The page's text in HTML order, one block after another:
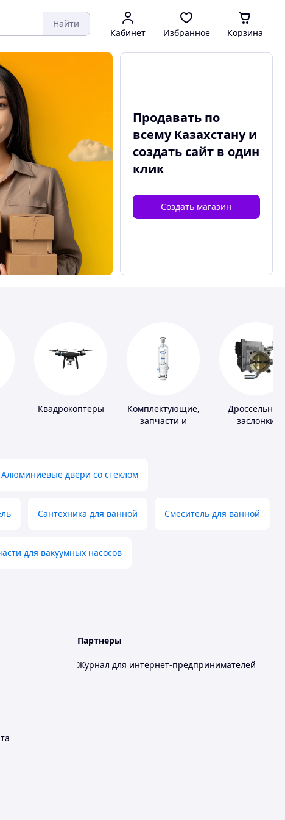
Найти
Кабинет Избранное Корзина
Продавать по
всему Казахстану и
создать сайтв один
клик
Создать магазин
Квадрокоптеры
Комплектующие,
запчасти и
Дроссельные
заслонки
Алюминиевые двери со стеклом
Сантехника для ванной Смеситель для ванной
для вакуумных насосов
Партнеры
Журнал для интернет-предпринимателей